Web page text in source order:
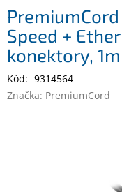
Notebooky
Tiskárny
PremiumCord
Speed +
konektory,
Kód: 9314564
Značka: PremiumCord